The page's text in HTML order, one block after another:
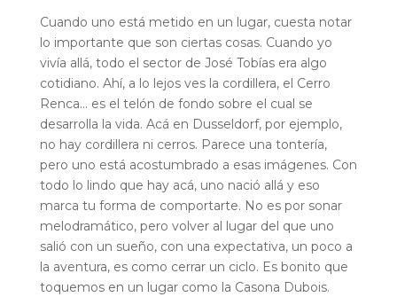
Cuando uno está metido en un lugar, cuesta notar
lo importante que son ciertas cosas. Cuando yo
vivía allá, todo el sector de José Tobías era algo
cotidiano. Ahí, a lo lejos ves la cordillera, el Cerro
Renca… es el telón de fondo sobre el cual se
desarrolla la vida. Acá en Dusseldorf, por ejemplo,
no hay cordillera ni cerros. Parece una tontería,
pero uno está acostumbrado a esas imágenes. Con
todo lo lindo que hay acá, uno nació allá y eso
marca tu forma de comportarte. No es por sonar
melodramático, pero volver al lugar del que uno
salió con un sueño, con una expectativa, un poco a
la aventura, es como cerrar un ciclo. Es bonito que
toquemos en un lugar como la Casona Dubois.